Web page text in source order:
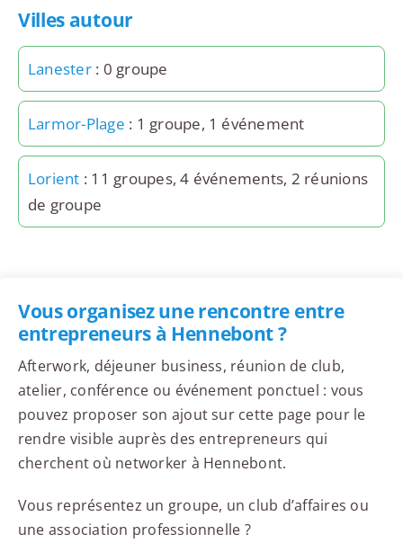
Villes autour
Lanester: 0 groupe
Larmor-Plage : 1 groupe, 1 événement
Lorient : 11 groupes, 4 événements, 2 réunions
de groupe
Vous organisez une rencontre entre
entrepreneurs à Hennebont ?
Afterwork, déjeuner business, réunion de club,
atelier, conférence ou événement ponctuel : vous
pouvez proposer son ajout sur cette page pour le
rendre visible auprès des entrepreneurs qui
cherchent où networker à Hennebont.
Vous représentez un groupe, un club d’affaires ou
une association professionnelle ?